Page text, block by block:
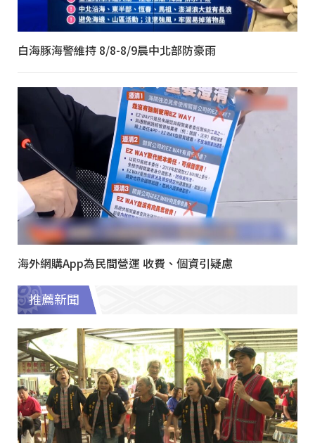
白海豚海警維持 8/8-8/9晨中北部防豪雨
海外網購App為民間營運 收費、個資引疑慮
推薦新聞